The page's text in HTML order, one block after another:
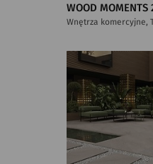
WOOD MOMENTS
Wnętrza komercyjne,